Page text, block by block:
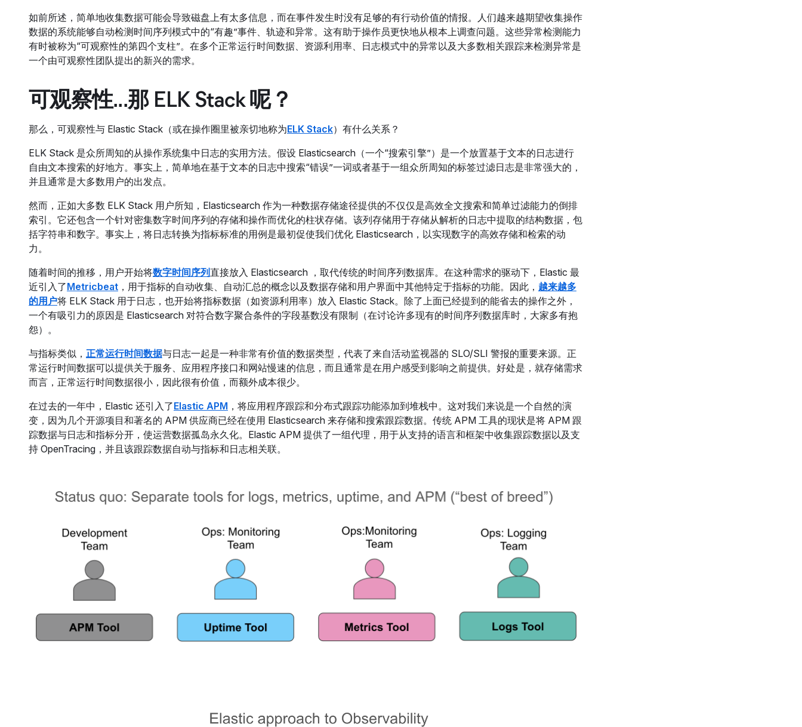
如前所述，简单地收集数据可能会导致磁盘上有太多信息，而在事件发生时没有足够的有行动价值的情报。人们越来越期望收集操作
数据的系统能够自动检测时间序列模式中的“有趣”事件、轨迹和异常。这有助于操作员更快地从根本上调查问题。这些异常检测能力
有时被称为“可观察性的第四个支柱”。在多个正常运行时间数据、资源利用率、日志模式中的异常以及大多数相关跟踪来检测异常是
一个由可观察性团队提出的新兴的需求。
可观察性...那 ELK Stack 呢？
那么，可观察性与 Elastic Stack（或在操作圈里被亲切地称为ELK Stack）有什么关系？
ELK Stack 是众所周知的从操作系统集中日志的实用方法。假设 Elasticsearch（一个“搜索引擎”）是一个放置基于文本的日志进行
自由文本搜索的好地方。事实上，简单地在基于文本的日志中搜索“错误”一词或者基于一组众所周知的标签过滤日志是非常强大的，
并且通常是大多数用户的出发点。
然而，正如大多数 ELK Stack 用户所知，Elasticsearch 作为一种数据存储途径提供的不仅仅是高效全文搜索和简单过滤能力的倒排
索引。它还包含一个针对密集数字时间序列的存储和操作而优化的柱状存储。该列存储用于存储从解析的日志中提取的结构数据，包
括字符串和数字。事实上，将日志转换为指标标准的用例是最初促使我们优化 Elasticsearch，以实现数字的高效存储和检索的动
力。
随着时间的推移，用户开始将数字时间序列直接放入 Elasticsearch ，取代传统的时间序列数据库。在这种需求的驱动下，Elastic 最
近引入了Metricbeat ，用于指标的自动收集、自动汇总的概念以及数据存储和用户界面中其他特定于指标的功能。因此， 越来越多
的用户将 ELK Stack 用于日志，也开始将指标数据（如资源利用率）放入 Elastic Stack。除了上面已经提到的能省去的操作之外，
一个有吸引力的原因是 Elasticsearch 对符合数字聚合条件的字段基数没有限制（在讨论许多现有的时间序列数据库时，大家多有抱
怨）。
与指标类似， 正常运行时间数据与日志一起是一种非常有价值的数据类型，代表了来自活动监视器的 SLO/SLI 警报的重要来源。正
常运行时间数据可以提供关于服务、应用程序接口和网站慢速的信息，而且通常是在用户感受到影响之前提供。好处是，就存储需求
而言，正常运行时间数据很小，因此很有价值，而额外成本很少。
在过去的一年中，Elastic 还引入了Elastic APM ，将应用程序跟踪和分布式跟踪功能添加到堆栈中。这对我们来说是一个自然的演
变，因为几个开源项目和著名的 APM 供应商已经在使用 Elasticsearch 来存储和搜索跟踪数据。传统 APM 工具的现状是将 APM 跟
踪数据与日志和指标分开，使运营数据孤岛永久化。Elastic APM 提供了一组代理，用于从支持的语言和框架中收集跟踪数据以及支
持 OpenTracing，并且该跟踪数据自动与指标和日志相关联。